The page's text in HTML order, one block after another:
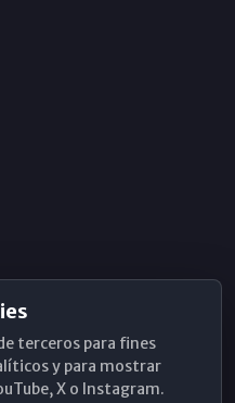
terceros para fines
y para mostrar
X o Instagram.